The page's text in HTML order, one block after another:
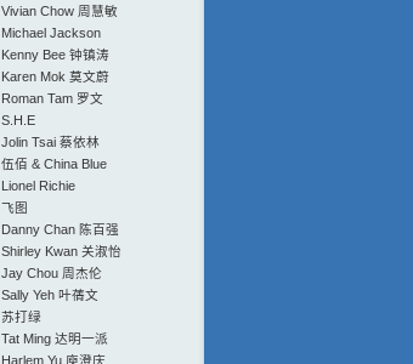
Vivian Chow 周慧敏
Michael Jackson
Kenny Bee 钟镇涛
Karen Mok 莫文蔚
Roman Tam 罗文
S.H.E
Jolin Tsai 蔡依林
伍佰 & China Blue
Lionel Richie
飞图
Danny Chan 陈百强
Shirley Kwan 关淑怡
Jay Chou 周杰伦
Sally Yeh 叶蒨文
苏打绿
Tat Ming 达明一派
Harlem Yu 庾澄庆